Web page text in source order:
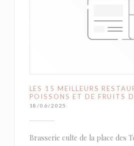
LES 15 MEILLEURS
POISSONS ET DE FRUITS
18/06/2025
Brasserie culte de la place des